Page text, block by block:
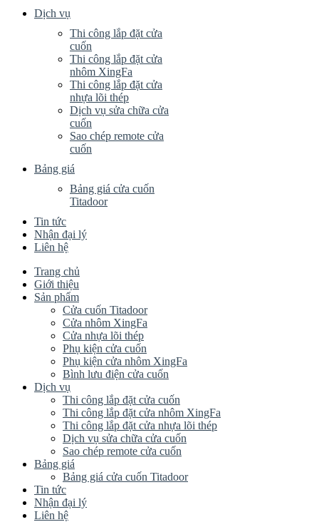
Dịch vụ
Thi công lắp đặt cửa
cuốn
Thi công lắp đặt cửa
nhôm XingFa
Thi công lắp đặt cửa
nhựa lõi thép
Dịch vụ sửa chữa cửa
cuốn
Sao chép remote cửa
cuốn
Bảng giá
Bảng giá cửa cuốn
Titadoor
Tin tức
Nhận đại lý
Liên hệ
Trang chủ
Giới thiệu
Sản phẩm
Cửa cuốn Titadoor
Cửa nhôm XingFa
Cửa nhựa lõi thép
Phụ kiện cửa cuốn
Phụ kiện cửa nhôm XingFa
Bình lưu điện cửa cuốn
Dịch vụ
Thi công lắp đặt cửa cuốn
Thi công lắp đặt cửa nhôm XingFa
Thi công lắp đặt cửa nhựa lõi thép
Dịch vụ sửa chữa cửa cuốn
Sao chép remote cửa cuốn
Bảng giá
Bảng giá cửa cuốn Titadoor
Tin tức
Nhận đại lý
Liên hệ